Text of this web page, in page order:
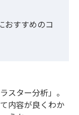
おすすめのコ
スター分析」。
内容が良くわか